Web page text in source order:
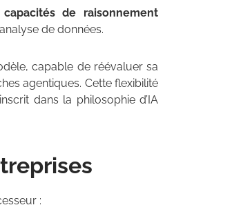
capacités de raisonnement
de données.
capable de réévaluer sa
agentiques. Cette flexibilité
dans la philosophie d’IA
: